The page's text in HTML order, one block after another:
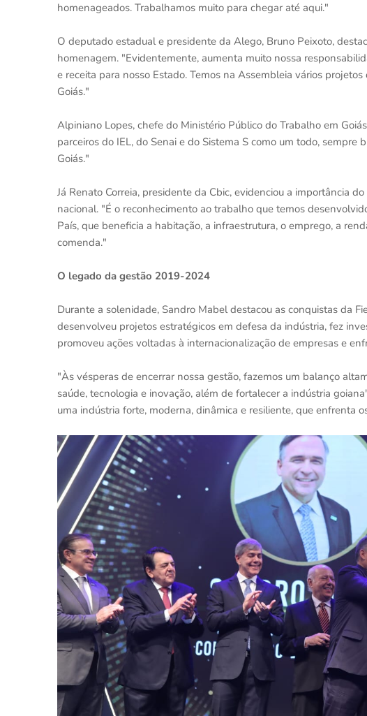
homenageados. Trabalhamos muito para chegar até aqui."
O deputado estadual e presidente da Alego, Bruno Peixoto,
homenagem. "Evidentemente, aumenta muito nossa
e receita para nosso Estado. Temos na Assembleia vários
Goiás."
Alpiniano Lopes, chefe do Ministério Público do Trabalho em
parceiros do IEL, do Senai e do Sistema S como um todo,
Goiás."
Já Renato Correia, presidente da Cbic, evidenciou a importância
nacional. "É o reconhecimento ao trabalho que temos
País, que beneficia a habitação, a infraestrutura, o emprego, a
comenda."
O legado da gestão 2019-2024
Durante a solenidade, Sandro Mabel destacou as conquistas da
desenvolveu projetos estratégicos em defesa da indústria, fez
promoveu ações voltadas à internacionalização de empresas e
"Às vésperas de encerrar nossa gestão, fazemos um balanço
saúde, tecnologia e inovação, além de fortalecer a indústria
uma indústria forte, moderna, dinâmica e resiliente, que enfrenta